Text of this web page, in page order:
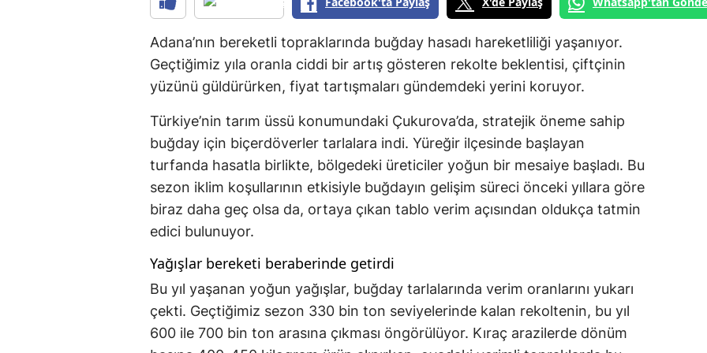
Adana’nın bereketli topraklarında buğday hasadı hareketliliği yaşanıyor.
Geçtiğimiz yıla oranla ciddi bir artış gösteren rekolte beklentisi, çiftçinin
yüzünü güldürürken, fiyat tartışmaları gündemdeki yerini koruyor.
Türkiye’nin tarım üssü konumundaki Çukurova’da, stratejik öneme sahip
buğday için biçerdöverler tarlalara indi. Yüreğir ilçesinde başlayan
turfanda hasatla birlikte, bölgedeki üreticiler yoğun bir mesaiye başladı. Bu
sezon iklim koşullarının etkisiyle buğdayın gelişim süreci önceki yıllara göre
biraz daha geç olsa da, ortaya çıkan tablo verim açısından oldukça tatmin
edici bulunuyor.
Yağışlar bereketi beraberinde getirdi
Bu yıl yaşanan yoğun yağışlar, buğday tarlalarında verim oranlarını yukarı
çekti. Geçtiğimiz sezon 330 bin ton seviyelerinde kalan rekoltenin, bu yıl
600 ile 700 bin ton arasına çıkması öngörülüyor. Kıraç arazilerde dönüm